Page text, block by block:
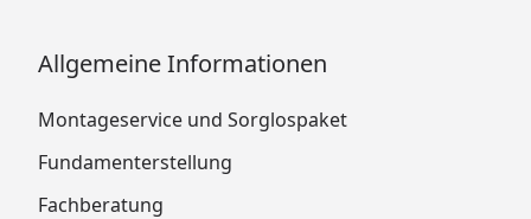
Allgemeine Informationen
Montageservice und Sorglospaket
Fundamenterstellung
Fachberatung